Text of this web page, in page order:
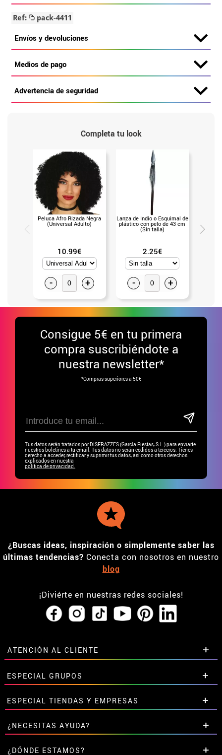
Ref: pack-4411
Envíos y devoluciones
Medios de pago
Advertencia de seguridad
Completa tu look
Peluca Afro Rizada Negra
(Universal Adulto)
10.99€
- +
Lanza de Indio o Esquimal de
plástico con pelo de 43 cm
(Sin talla)
2.25€
- +
Consigue 5€ en tu primera
compra suscribiéndote a
nuestra newsletter*
*Compras superiores a 50€
Tus datos serán tratados por DISFRAZZES (García Fiestas, S.L.) para enviarte
nuestros boletines a tu email. Tus datos no serán cedidos a terceros. Tienes
derecho a acceder, rectificar y suprimir tus datos, así como otros derechos
explicados en nuestra
política de privacidad.
¿Buscas ideas, inspiración o simplemente saber las
últimas tendencias? Conecta con nosotros en nuestro
blog
¡Diviérte en nuestras redes sociales!
ATENCIÓN AL CLIENTE
• Horario tienda IBI
•Descuento estudiantes
• Sobre nosotros
• Condiciones de venta
• Aviso legal yPrivacidad
• Atencion al cliente
• Uso de Cookies
ESPECIAL GRUPOS
Descuentos especiales para grupos.
Contáctanos aquí
ESPECIAL TIENDAS Y EMPRESAS
Descuentos exclusivos para tiendas y empresas.
Contáctanos aquí
¿NECESITAS AYUDA?
Aún no he hecho mi pedido
¿DÓNDE ESTAMOS?